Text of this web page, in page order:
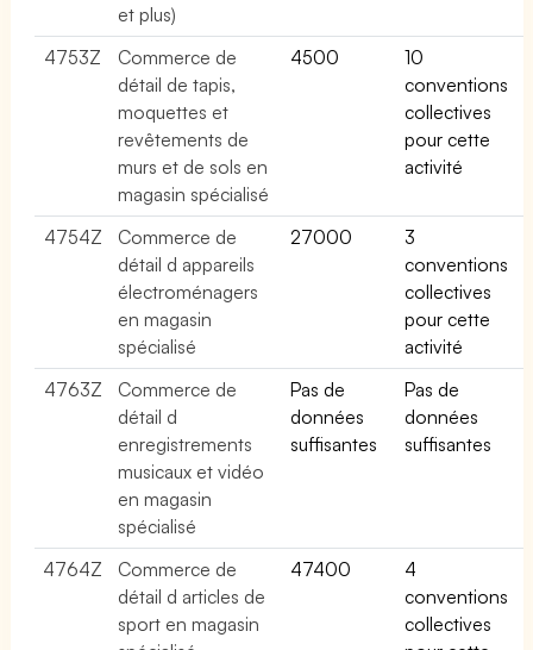
et plus)
4753Z
Commerce de
détail de tapis,
moquettes et
revêtements de
murs et de sols en
magasin spécialisé
4500
10
conventions
collectives
pour cette
activité
4754Z
Commerce de
détail d appareils
électroménagers
en magasin
spécialisé
27000
3
conventions
collectives
pour cette
activité
4763Z
Commerce de
détail d
enregistrements
musicaux et vidéo
en magasin
spécialisé
Pas de
données
suffisantes
Pas de
données
suffisantes
4764Z
Commerce de
détail d articles de
sport en magasin
47400
4
conventions
collectives